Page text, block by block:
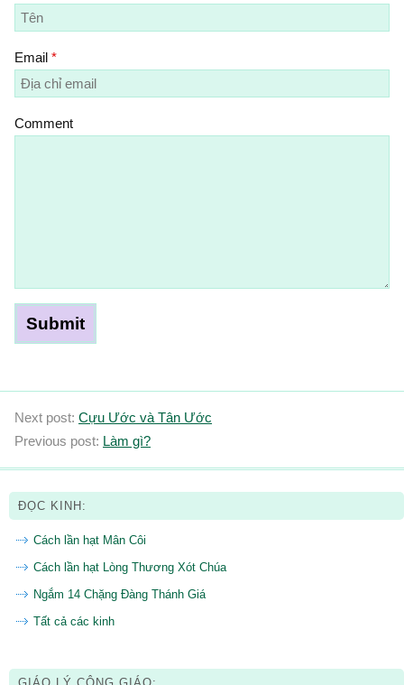
Email *
Comment
Next post: Cựu Ước và Tân Ước
Previous post: Làm gì?
ĐỌC KINH:
Cách lần hạt Mân Côi
Cách lần hạt Lòng Thương Xót Chúa
Ngắm 14 Chặng Đàng Thánh Giá
Tất cả các kinh